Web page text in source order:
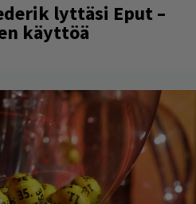
lyttäsi Eput –
käyttöä